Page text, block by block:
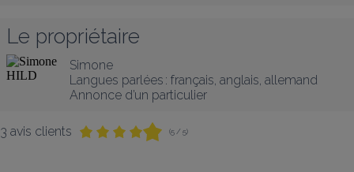
Le propriétaire
Simone
Langues parlées : français anglais allemand
Annonce d’un particulier
3 avis clients (5 / 5)